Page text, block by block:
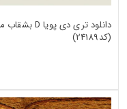
(کد24189)